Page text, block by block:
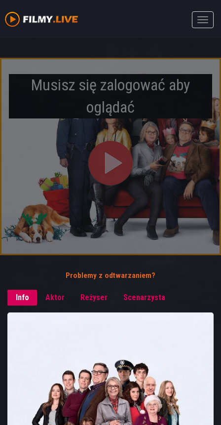
Toggle
Musisz się zalogować aby
oglądać
Problemy z odtwarzaniem?
Info Aktor Reżyser Scenarzysta